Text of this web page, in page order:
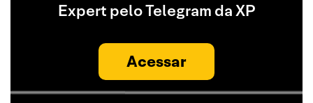
Expert pelo Telegram da XP
Acessar